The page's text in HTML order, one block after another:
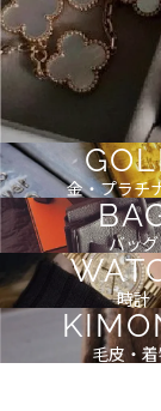
金・プラチ
バッグ
時計
毛皮・